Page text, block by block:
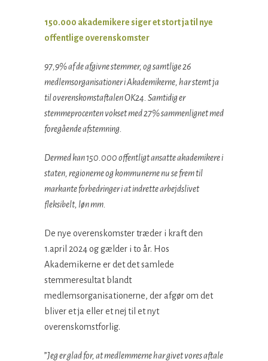
150.000 akademikere siger et stort ja til nye
offentlige overenskomster
97,9% af de afgivne stemmer, og samtlige 26
medlemsorganisationer i Akademikerne, har stemt ja
til overenskomstaftalen OK24. Samtidig er
stemmeprocenten vokset med 27% sammenlignet med
foregående afstemning.
Dermed kan 150.000 offentligt ansatte akademikere i
staten, regionerne og kommunerne nu se frem til
markante forbedringer i at indrette arbejdslivet
fleksibelt, løn mm.
De nye overenskomster træder i kraft den
1.april 2024 og gælder i to år. Hos
Akademikerne er det det samlede
stemmeresultat blandt
medlemsorganisationerne, der afgør om det
bliver et ja eller et nej til et nyt
overenskomstforlig.
”Jeg er glad for, at medlemmerne har givet vores aftale